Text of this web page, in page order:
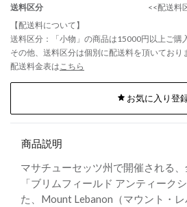
送料区分
<<配送料
【配送料について】
送料区分：「小物」の商品は15000円以上ご購
その他、送料区分は個別に配送料を頂いており
配送料金表はこちら
お気に入り登
商品説明
マサチューセッツ州で開催される
「ブリムフィールド アンティーク
た、Mount Lebanon（マウント・